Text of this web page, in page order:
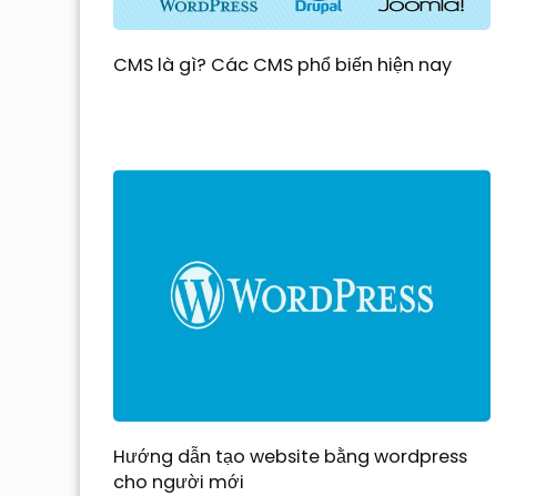
CMS là gì? Các CMS phổ biến hiện nay
Hướng dẫn tạo website bằng wordpress
cho người mới